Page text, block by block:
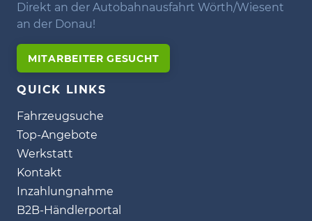
Direkt an der Autobahnausfahrt Wörth/Wiesent
an der Donau!
MITARBEITER GESUCHT
QUICK LINKS
Fahrzeugsuche
Top-Angebote
Werkstatt
Kontakt
Inzahlungnahme
B2B-Händlerportal